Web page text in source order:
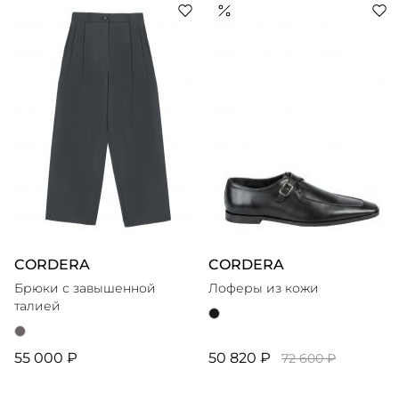
Отдельные изделия создаются вручную в
сотрудничестве с женским сообществом в Гватемале.
Бренд ориентирован на устойчивое производство,
CORDERA
Брюки с завышенной
талией
55 000 ₽
CORDERA
Лоферы из кожи
50 820 ₽ 72 600 ₽